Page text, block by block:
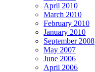
April 2010
March 2010
February 2010
January 2010
September 2008
May 2007
June 2006
April 2006